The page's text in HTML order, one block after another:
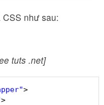
như sau:
tuts .net]
>
>